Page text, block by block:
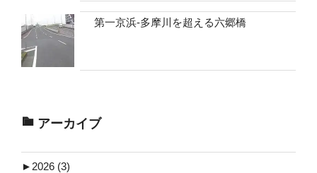
第一京浜-多摩川を超える六郷橋
アーカイブ
► 2026 (3)